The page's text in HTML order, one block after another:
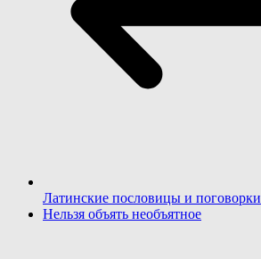
Латинские пословицы и поговорки
Нельзя объять необъятное